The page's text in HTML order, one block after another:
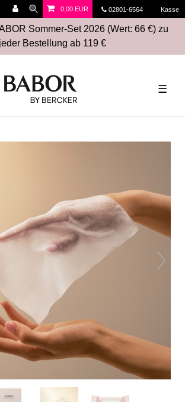
02801-6564 Kasse
0,00 EUR
Sommer-Set 2026 (Wert: 66 €) zu
jeder Bestellung ab 119 €
☰